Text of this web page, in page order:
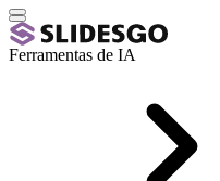
Ferramentas de IA